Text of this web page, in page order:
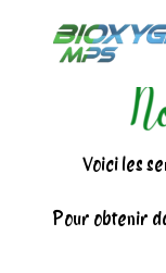
Voici les
Pour obtenir